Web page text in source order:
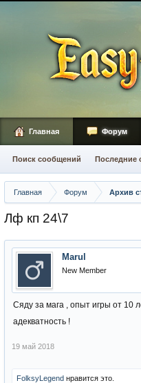
Главная Форум Архив
Лф кп 24\7
Marul
New Member
Сяду за мага , опыт игры от 10
адекватность !
19 май 2018
FolksyLegend нравится это.
Главная Форум
Поиск сообщений Последние